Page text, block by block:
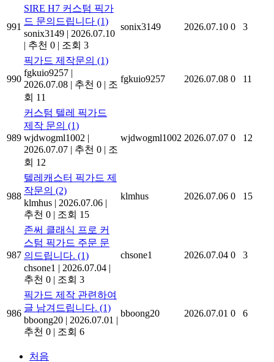
991
SIRE H7 커스텀 픽가
드 문의드립니다 (1)
sonix3149 | 2026.07.10
| 추천 0 | 조회 3
sonix3149 2026.07.10 0 3
990
픽가드 제작문의 (1)
fgkuio9257 |
2026.07.08 | 추천 0 | 조
회 11
fgkuio9257 2026.07.08 0 11
989
커스텀 텔레 픽가드
제작 문의 (1)
wjdwogml1002 |
2026.07.07 | 추천 0 | 조
회 12
wjdwogml1002 2026.07.07 0 12
988
텔레캐스터 픽가드 제
작문의 (2)
klmhus | 2026.07.06 |
추천 0 | 조회 15
klmhus 2026.07.06 0 15
987
존써 클래식 프로 커
스텀 픽가드 주문 문
의드립니다. (1)
chsone1 | 2026.07.04 |
추천 0 | 조회 3
chsone1 2026.07.04 0 3
986
픽가드 제작 관련하여
글 남겨드립니다. (1)
bboong20 | 2026.07.01 |
추천 0 | 조회 6
bboong20 2026.07.01 0 6
처음